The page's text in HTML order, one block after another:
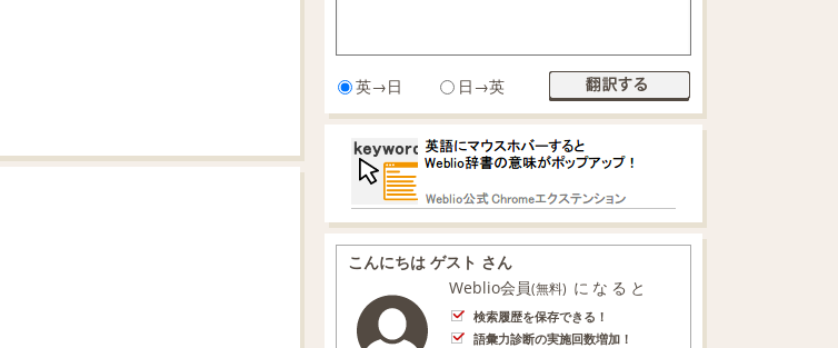
英→日 日→英
こんにちは ゲスト さん
Weblio会員(無料) になると
検索履歴を保存できる！
語彙力診断の実施回数増加！